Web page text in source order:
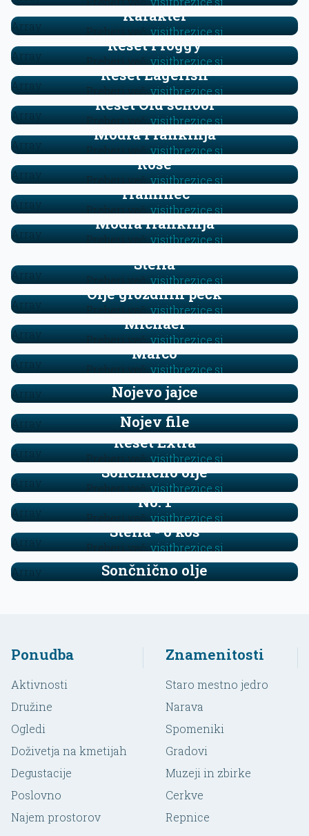
Karakter
Preberi več:visitbrezice.si
Array
Reset Froggy
Preberi več:visitbrezice.si
Array
Reset Lagerish
Preberi več:visitbrezice.si
Array
Reset Old school
Preberi več:visitbrezice.si
Array
Modra Frankinja
Preberi več:visitbrezice.si
Array
Rose
Preberi več:visitbrezice.si
Array
Traminec
Preberi več:visitbrezice.si
Array
Modra frankinja
Preberi več:visitbrezice.si
Array Vitovčan
Stella
Preberi več:visitbrezice.si
Array
Olje grozdnih pečk
Preberi več:visitbrezice.si
Array
Michael
Preberi več:visitbrezice.si
Array
Marco
Preberi več:visitbrezice.si
Array
Nojevo jajce
Array
Nojev file
Array
Reset Extra
Preberi več:visitbrezice.si
Array
Sončnično olje
Preberi več:visitbrezice.si
Array
No. 1
Preberi več:visitbrezice.si
Array
Stella - 6 kos
Preberi več:visitbrezice.si
Array
Sončnično olje
Array
Ponudba
Aktivnosti
Družine
Ogledi
Doživetja na kmetijah
Degustacije
Poslovno
Najem prostorov
Znamenitosti
Staro mestno jedro
Narava
Spomeniki
Gradovi
Muzeji in zbirke
Cerkve
Repnice